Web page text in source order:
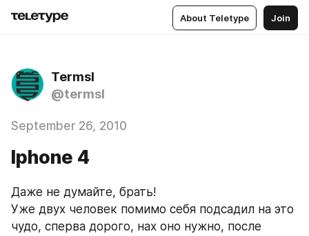
About Teletype Join
Termsl
@termsl
September 26, 2010
Iphone 4
Даже не думайте, брать!
Уже двух человек помимо себя подсадил на это
чудо, сперва дорого, нах оно нужно, после